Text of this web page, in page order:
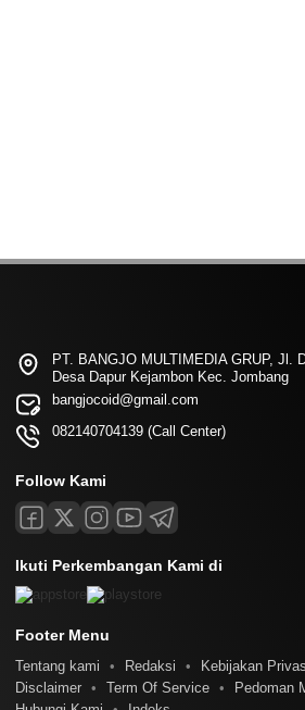
PT. BANGJO MULTIMEDIA GRUP, Jl.
Desa Dapur Kejambon Kec. Jombang
bangjocoid@gmail.com
082140704139 (Call Center)
Follow Kami
Ikuti Perkembangan Kami di
Footer Menu
Tentang kami Redaksi Kebijakan
Disclaimer
Term Of Service
Pedoman